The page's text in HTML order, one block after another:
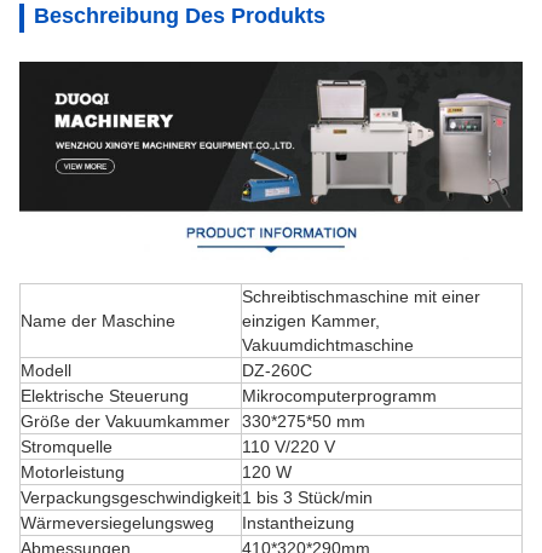
Beschreibung Des Produkts
Name der Maschine
Schreibtischmaschine mit einer
einzigen Kammer,
Vakuumdichtmaschine
Modell
DZ-260C
Elektrische Steuerung
Mikrocomputerprogramm
Größe der Vakuumkammer
330*275*50 mm
Stromquelle
110 V/220 V
Motorleistung
120 W
Verpackungsgeschwindigkeit1 bis 3 Stück/min
Wärmeversiegelungsweg
Instantheizung
Abmessungen
410*320*290mm